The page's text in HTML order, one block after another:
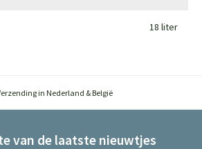
18 liter
in Nederland & België
van de laatste nieuwtjes